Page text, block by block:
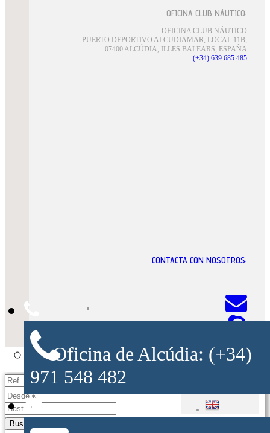
OFICINA CLUB NÁUTICO:
OFICINA CLUB NÁUTICO
PUERTO DEPORTIVO ALCUDIAMAR, LOCAL 11B,
07400 ALCÚDIA, ILLES BALEARS, ESPAÑA
(+34) 639 685 485
CONTACTA CON NOSOTROS:
Oficina de Alcúdia: (+34)
971 548 482
Buscar